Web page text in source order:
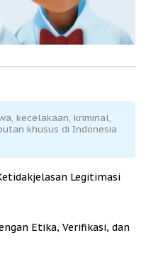
kecelakaan, kriminal,
khusus di Indonesia
Legitimasi
Etika, Verifikasi, dan